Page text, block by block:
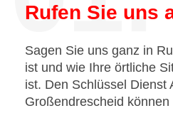
Rufen Sie uns
Sagen Sie uns ganz in
ist und wie Ihre örtliche
ist. Den Schlüssel Dienst
Großendrescheid